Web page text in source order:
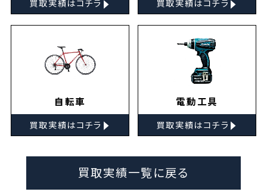
買取実績はコチラ 買取実績はコチラ
自転車
買取実績はコチラ ▸
電動工具
買取実績はコチラ ▸
買取実績一覧に戻る